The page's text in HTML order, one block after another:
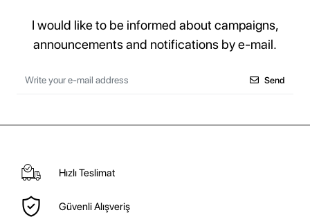
I would like to be informed about campaigns,
announcements and notifications by e-mail.
Send
Hızlı Teslimat
Güvenli Alışveriş